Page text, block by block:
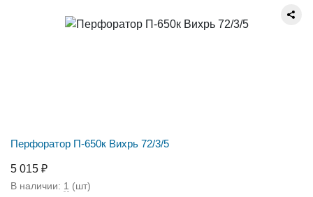
Перфоратор П-650к Вихрь 72/3/5
5 015 ₽
В наличии: 1 (шт)